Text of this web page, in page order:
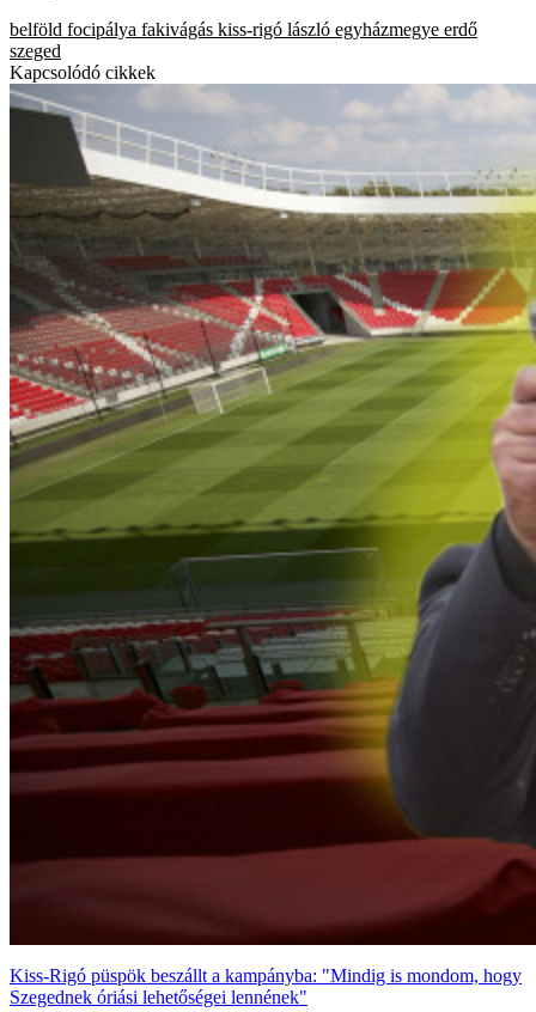
belföld focipálya fakivágás kiss-rigó lászló egyházmegye erdő
szeged
Kapcsolódó cikkek
Kiss-Rigó püspök beszállt a kampányba: "Mindig is mondom, hogy
Szegednek óriási lehetőségei lennének"